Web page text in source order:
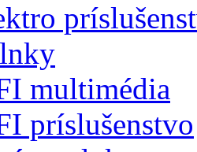
multimédia
príslušenstvo